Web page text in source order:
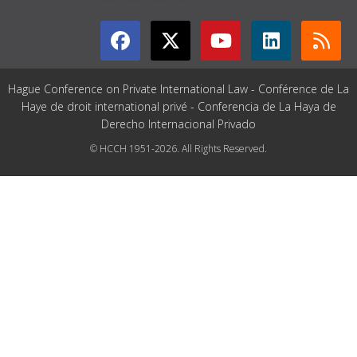
Hague Conference on Private International Law - Conférence de La
Haye de droit international privé - Conferencia de La Haya de
Derecho Internacional Privado
© HCCH 1951-2026. All Rights Reserved.